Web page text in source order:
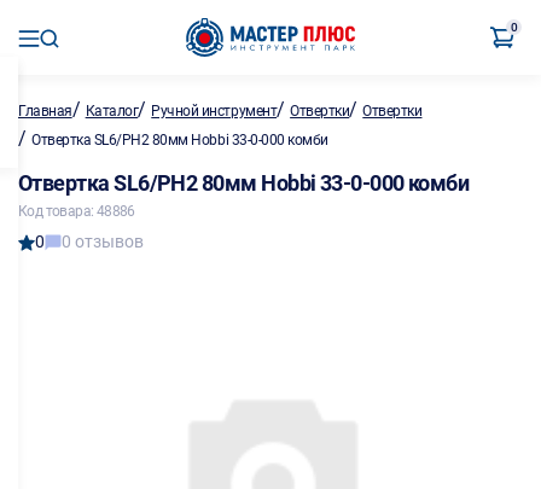
0
Главная/ Каталог/ Ручной инструмент/Отвертки/Отвертки
/ Отвертка SL6/PH2 80мм Hobbi 33-0-000 комби
Отвертка SL6/PH2 80мм Hobbi 33-0-000 комби
Код товара: 48886
0 0 отзывов